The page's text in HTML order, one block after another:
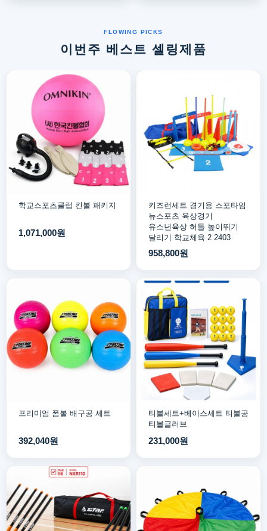
이번주 베스트 셀링제품
학교스포츠클럽 킨볼 패키지
1,071,000원
키즈런세트 경기용 스포타임
뉴스포츠 육상경기
유소년육상 허들 높이뛰기
달리기 학교체육 2 2403
958,800원
프리미엄 폼볼 배구공 세트
392,040원
티볼세트+베이스세트 티볼공
티볼글러브
231,000원